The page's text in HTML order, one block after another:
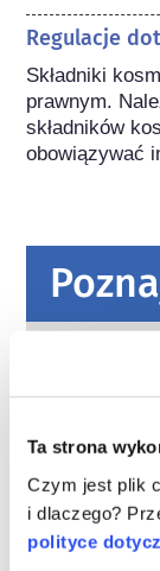
Ta strona
Czym jest plik
i dlaczego?
polityce
Regulacje
Składniki
prawnym.
składników
obowiązywać
w Unii
oraz
wspólnie
czytaj
Co należy